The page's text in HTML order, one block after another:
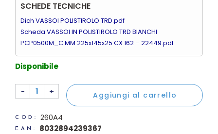
SCHEDE TECNICHE
Dich VASSOI POLISTIROLO TRD.pdf
Scheda VASSOI IN POLISTIROLO TRD BIANCHI
PCP0500M_C MM 225x145x25 CX 162 – 22449.pdf
Disponibile
580 Vaschette polistirolo 162 22,5x14,5x2,5cm bianche
- + Aggiungi al carrello
COD: 260A4
EAN: 8032894239367